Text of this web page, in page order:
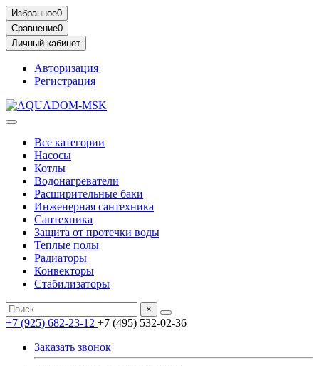
Избранное0
Сравнение0
Личный кабинет
Авторизация
Регистрация
Все категории
Насосы
Котлы
Водонагреватели
Расширительные баки
Инженерная сантехника
Сантехника
Защита от протечки воды
Теплые полы
Радиаторы
Конвекторы
Стабилизаторы
×
+7 (925) 682-23-12 +7 (495) 532-02-36
Заказать звонок